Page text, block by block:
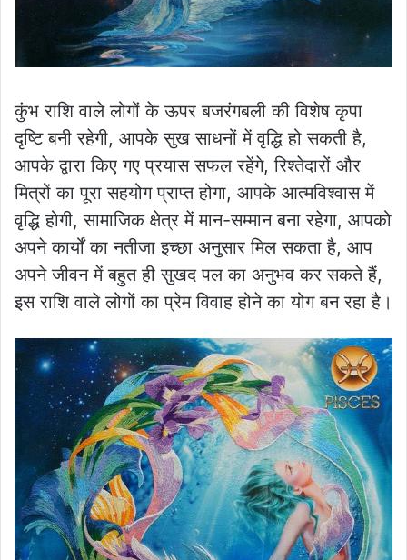
कुंभ राशि वाले लोगों के ऊपर बजरंगबली की विशेष कृपा
दृष्टि बनी रहेगी, आपके सुख साधनों में वृद्धि हो सकती है,
आपके द्वारा किए गए प्रयास सफल रहेंगे, रिश्तेदारों और
मित्रों का पूरा सहयोग प्राप्त होगा, आपके आत्मविश्वास में
वृद्धि होगी, सामाजिक क्षेत्र में मान-सम्मान बना रहेगा, आपको
अपने कार्यों का नतीजा इच्छा अनुसार मिल सकता है, आप
अपने जीवन में बहुत ही सुखद पल का अनुभव कर सकते हैं,
इस राशि वाले लोगों का प्रेम विवाह होने का योग बन रहा है।